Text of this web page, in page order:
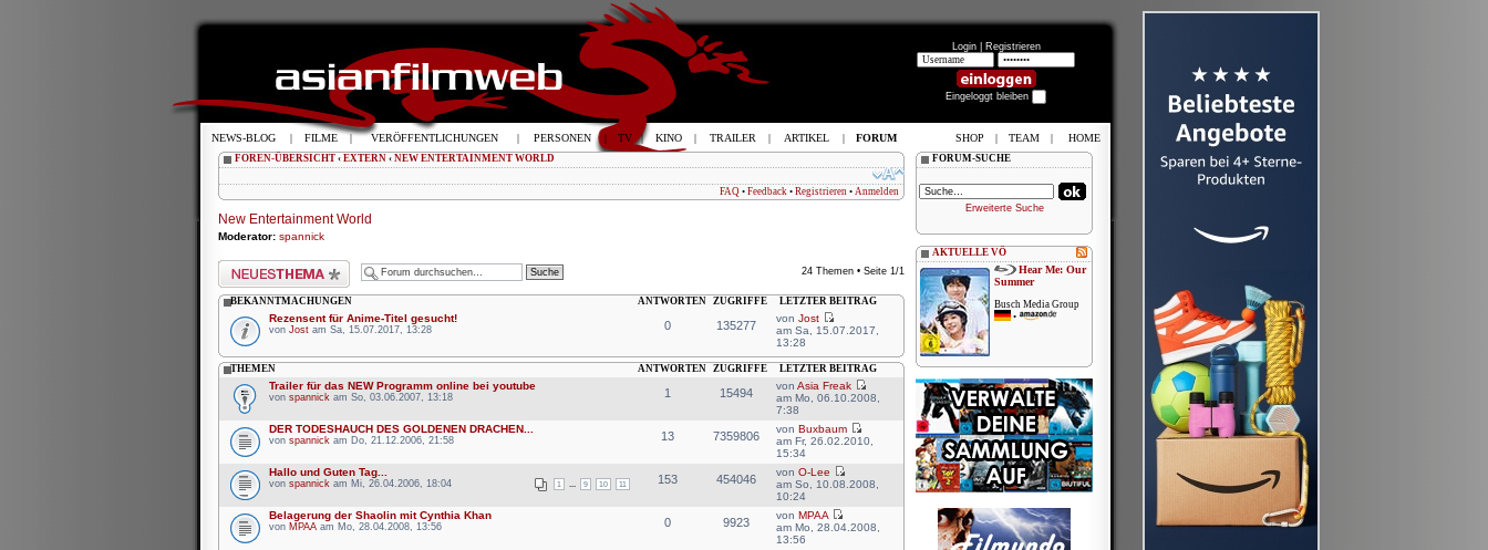
Login | Registrieren
Eingeloggt bleiben
FOREN-ÜBERSICHT ‹ EXTERN ‹ NEW ENTERTAINMENT WORLD
FAQ • Feedback • Registrieren • Anmelden
New Entertainment World
Moderator: spannick
Neues Thema erstellen 24 Themen • Seite 1 /1
BEKANNTMACHUNGEN ANTWORTEN ZUGRIFFE LETZTER BEITRAG
Rezensent für Anime-Titel gesucht!
von Jost am Sa, 15.07.2017, 13:28 0 135277
vonJost
am Sa, 15.07.2017,
13:28
THEMEN ANTWORTEN ZUGRIFFE LETZTER BEITRAG
Trailer für das NEW Programm online bei youtube
von spannick am So, 03.06.2007, 13:18 1 15494
vonAsia Freak
am Mo, 06.10.2008,
7:38
DER TODESHAUCH DES GOLDENEN DRACHEN...
von spannick am Do, 21.12.2006, 21:58 13 7359806
vonBuxbaum
am Fr, 26.02.2010,
15:34
Hallo und Guten Tag...
1 ... 9 10 11
von spannick am Mi, 26.04.2006, 18:04 153 454046
vonO-Lee
am So, 10.08.2008,
10:24
Belagerung der Shaolin mit Cynthia Khan
von MPAA am Mo, 28.04.2008, 13:56 0 9923
vonMPAA
am Mo, 28.04.2008,
13:56
FORUM-SUCHE
Erweiterte Suche
AKTUELLE VÖ
Hear Me: Our
Summer
Busch Media Group
•
NEWS-BLOG | FILME | VERÖFFENTLICHUNGEN | PERSONEN | TV | KINO | TRAILER | ARTIKEL | FORUM SHOP | TEAM | HOME